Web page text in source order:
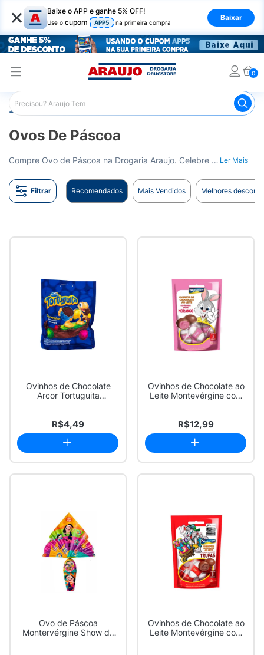
× Baixe o APP e ganhe 5% OFF!
Use o cupom APP5 na primeira compra
Baixar
0
Araujo Mercado
Ovos De Páscoa
Compre Ovo de Páscoa na Drogaria Araujo. Celebre a Páscoa com sabor e alegria. Entrega para todo o Brasil. Ler Mais
Filtrar Recomendados Mais Vendidos Melhores
Ovinhos de Chocolate
Arcor Tortuguita
R$4,49
Ovinhos de Chocolate ao
Leite Montevérgine com
R$12,99
Ovo de Páscoa
Montervérgine Show da
Ovinhos de Chocolate ao
Leite Montevérgine com